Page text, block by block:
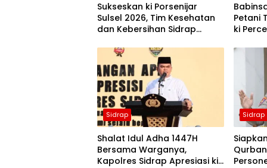
Sukseskan ki Porsenijar
Sulsel 2026, Tim Kesehatan
dan Kebersihan Sidrap
Petani
ki
Sidrap
Shalat Idul Adha 1447H
Bersama Warganya,
Kapolres Sidrap Apresiasi ki
Sidrap